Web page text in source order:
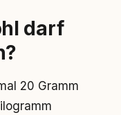
darf
20 Gramm